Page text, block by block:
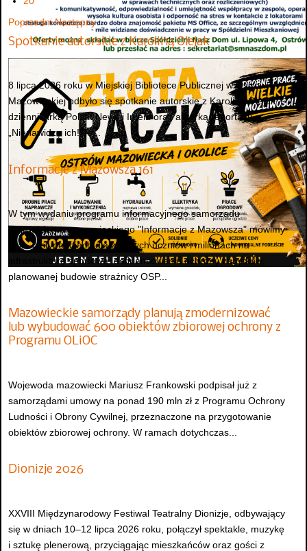
Poprzedni Następny
Spotkanie autorskie z Karoliną Olejak
8 lipca 2026 roku w Miejskiej Bibliotece Publicznej w Ostrowi
Mazowieckiej odbyło się spotkanie autorskie z Karoliną Olejak –
dziennikarką Polsat News i Interii oraz autorką reportażu
„Nienawidzę ich! To...
Informacje z Mazowsza 161
W tym wydaniu programu informacyjnego samorządu
województwa mazowieckiego "Informacje z Mazowsza" mówimy
m.in. o stypendiach dla zdolnych uczniów i milionach na
infrastrukturę sportową, dofinansowaniu ochrony zabytków,
planowanej budowie strażnicy OSP...
Mazowieckie samorządy planują zmodernizować
lub wybudować 600 obiektów zbiorowej ochrony z
Programu OLiOC
Wojewoda mazowiecki Mariusz Frankowski podpisał już z
samorządami umowy na ponad 190 mln zł z Programu Ochrony
Ludności i Obrony Cywilnej, przeznaczone na przygotowanie
obiektów zbiorowej ochrony. W ramach dotychczas...
Dionizje 2026
XXVIII Międzynarodowy Festiwal Teatralny Dionizje, odbywający
się w dniach 10–12 lipca 2026 roku, połączył spektakle, muzykę
i sztukę plenerową, przyciągając mieszkańców oraz gości z